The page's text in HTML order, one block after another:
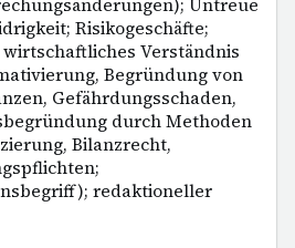
Risikogeschäfte;
Verständnis
Begründung von
Gefährdungsschaden,
durch Methoden
Bilanzrecht,
redaktioneller